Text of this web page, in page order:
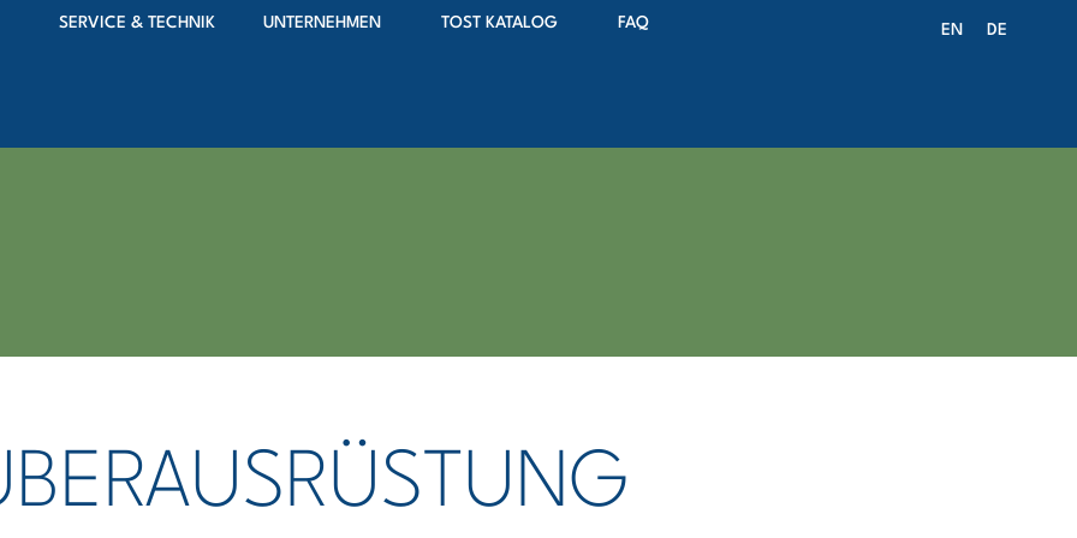
SERVICE & TECHNIK UNTERNEHMEN TOST KATALOG FAQ EN DE